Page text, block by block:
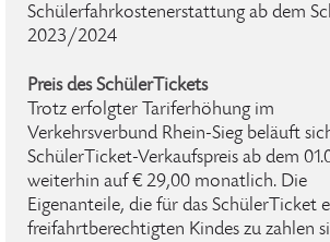
Schülerfahrkostenerstattung ab dem
2023/2024
Preis des SchülerTickets
Trotz erfolgter Tariferhöhung im
Verkehrsverbund Rhein-Sieg beläuft
SchülerTicket-Verkaufspreis ab dem
weiterhin auf € 29,00 monatlich. Die
Eigenanteile, die für das SchülerTicket
freifahrtberechtigten Kindes zu zahlen